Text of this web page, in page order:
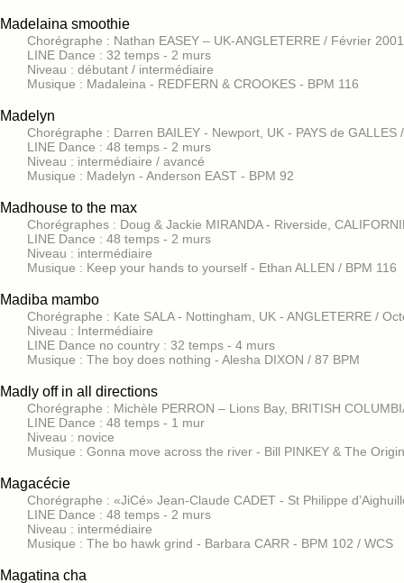
Madelaina smoothie
Chorégraphe : Nathan EASEY – UK-ANGLETERRE / Février 2001
LINE Dance : 32 temps - 2 murs
Niveau : débutant / intermédiaire
Musique : Madaleina - REDFERN & CROOKES - BPM 116
Madelyn
Chorégraphe : Darren BAILEY - Newport, UK - PAYS de GALLES
LINE Dance : 48 temps - 2 murs
Niveau : intermédiaire / avancé
Musique : Madelyn - Anderson EAST - BPM 92
Madhouse to the max
Chorégraphes : Doug & Jackie MIRANDA - Riverside,
LINE Dance : 48 temps - 2 murs
Niveau : intermédiaire
Musique : Keep your hands to yourself - Ethan ALLEN / BPM 116
Madiba mambo
Chorégraphe : Kate SALA - Nottingham, UK - ANGLETERRE /
Niveau : Intermédiaire
LINE Dance no country : 32 temps - 4 murs
Musique : The boy does nothing - Alesha DIXON / 87 BPM
Madly off in all directions
Chorégraphe : Michèle PERRON – Lions Bay, BRITISH
LINE Dance : 48 temps - 1 mur
Niveau : novice
Musique : Gonna move across the river - Bill PINKEY & The
Magacécie
Chorégraphe : «JiCé» Jean-Claude CADET - St Philippe
LINE Dance : 48 temps - 2 murs
Niveau : intermédiaire
Musique : The bo hawk grind - Barbara CARR - BPM 102 / WCS
Magatina cha